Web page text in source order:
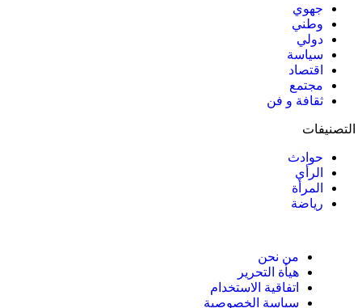
جهوي
وطني
دولي
سياسة
اقتصاد
مجتمع
ثقافة و فن
التصنيفات
حوادث
الرأي
المرأة
رياضة
من نحن
هيأة التحرير
اتفاقية الاستخدام
سياسة الخصوصية